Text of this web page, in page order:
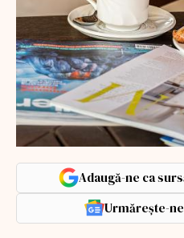
Adaugă-ne ca
Urmărește-